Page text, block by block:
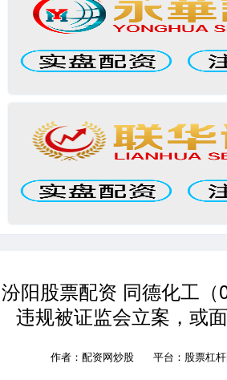
汾阳股票配资 同德化工（
违规被证监会立案，或
作者：配资网炒股 平台：股票杠